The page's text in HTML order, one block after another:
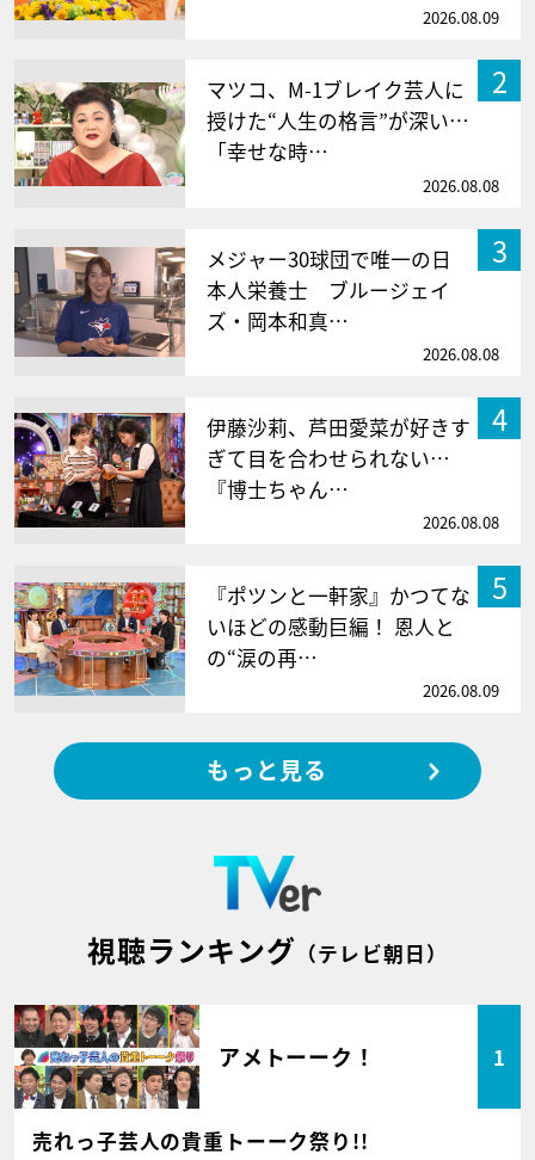
2026.08.09
2
マツコ、M-1ブレイク芸人に
授けた“人生の格言”が深い…
「幸せな時…
2026.08.08
3
メジャー30球団で唯一の日
本人栄養士 ブルージェイ
ズ・岡本和真…
2026.08.08
4
伊藤沙莉、芦田愛菜が好きす
ぎて目を合わせられない…
『博士ちゃん…
2026.08.08
5
『ポツンと一軒家』かつてな
いほどの感動巨編！ 恩人と
の“涙の再…
2026.08.09
もっと見る
視聴ランキング （テレビ朝日）
アメトーーク！ 1
売れっ子芸人の貴重トーーク祭り!!